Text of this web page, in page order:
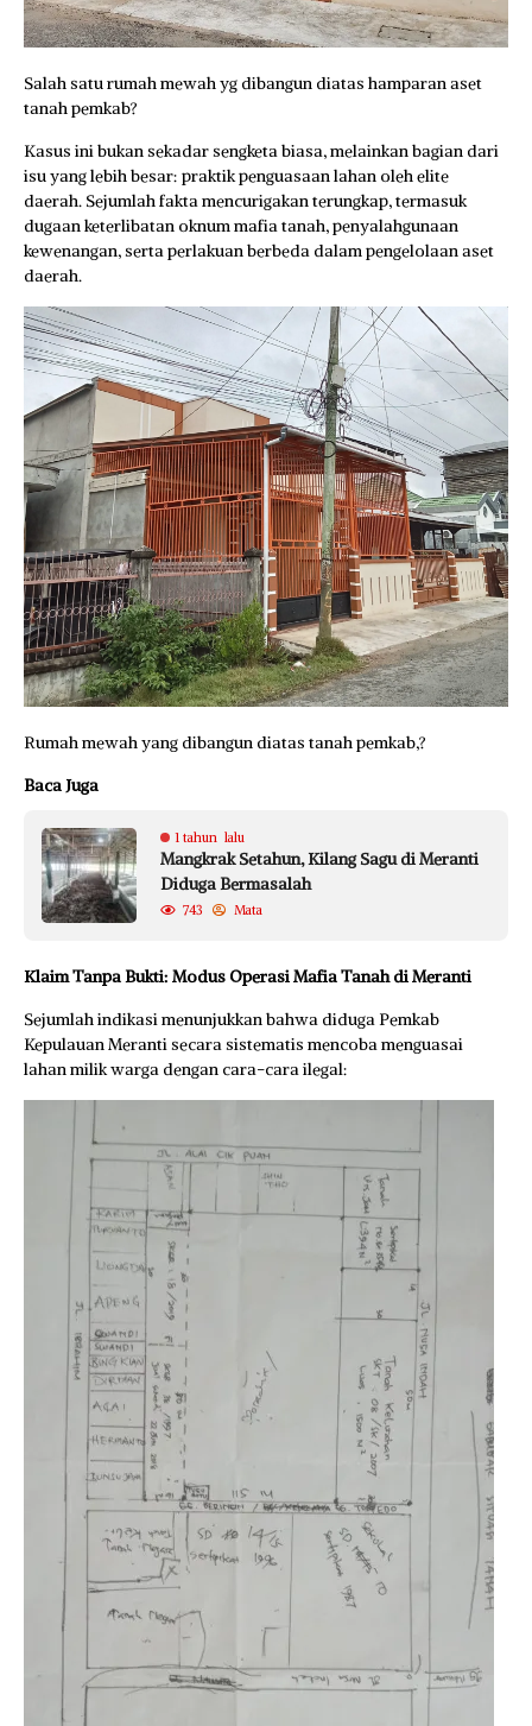
Salah satu rumah mewah yg dibangun diatas hamparan aset
tanah pemkab?
Kasus ini bukan sekadar sengketa biasa, melainkan bagian dari
isu yang lebih besar: praktik penguasaan lahan oleh elite
daerah. Sejumlah fakta mencurigakan terungkap, termasuk
dugaan keterlibatan oknum mafia tanah, penyalahgunaan
kewenangan, serta perlakuan berbeda dalam pengelolaan aset
daerah.
Rumah mewah yang dibangun diatas tanah pemkab,?
Baca Juga
1 tahun lalu
Mangkrak Setahun, Kilang Sagu di Meranti
Diduga Bermasalah
743 Mata
Klaim Tanpa Bukti: Modus Operasi Mafia Tanah di Meranti
Sejumlah indikasi menunjukkan bahwa diduga Pemkab
Kepulauan Meranti secara sistematis mencoba menguasai
lahan milik warga dengan cara-cara ilegal: